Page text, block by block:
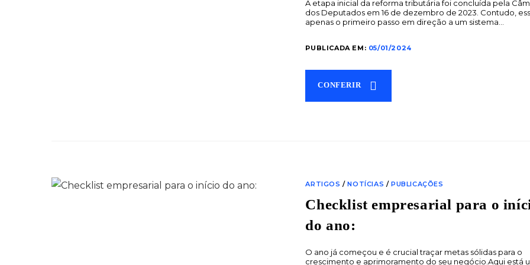
A etapa inicial da reforma tributária foi concluída pela
dos Deputados em 16 de dezembro de 2023. Contudo,
apenas o primeiro passo em direção a um sistema…
PUBLICADA EM: 05/01/2024
CONFERIR
ARTIGOS /NOTÍCIAS /PUBLICAÇÕES
Checklist empresarial para o
do ano:
O ano já começou e é crucial traçar metas sólidas para o
crescimento e aprimoramento do seu negócio.Aqui está